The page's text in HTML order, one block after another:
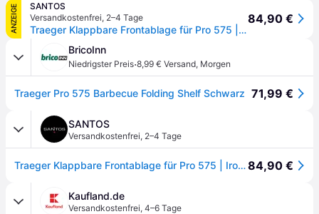
ANZEIGE
SANTOS
Versandkostenfrei, 2–4 Tage
Traeger Klappbare Frontablage für Pro 575 | Ironwood 650
84,90 €
BricoInn
Niedrigster Preis·8,99 € Versand, Morgen
Traeger Pro 575 Barbecue Folding Shelf Schwarz 71,99 €
SANTOS
Versandkostenfrei, 2–4 Tage
Traeger Klappbare Frontablage für Pro 575 | Ironwood 65084,90 €
Kaufland.de
Versandkostenfrei, 4–6 Tage